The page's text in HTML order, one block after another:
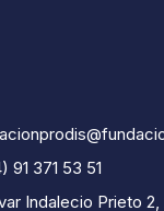
91 371 53 51
Indalecio Prieto 2,